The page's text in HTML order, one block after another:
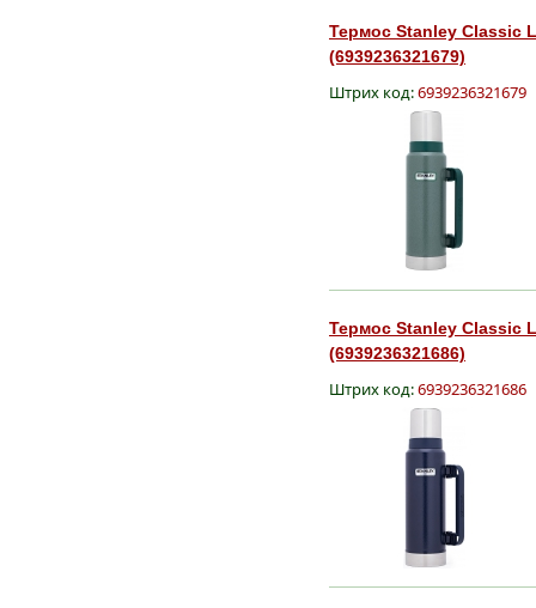
Термос Stanley Classic
(6939236321679)
Штрих код:6939236321679
Термос Stanley Classic
(6939236321686)
Штрих код:6939236321686